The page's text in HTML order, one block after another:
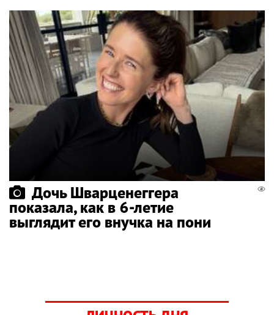
Дочь Шварценеггера
показала, как в 6-летие
выглядит его внучка на пони